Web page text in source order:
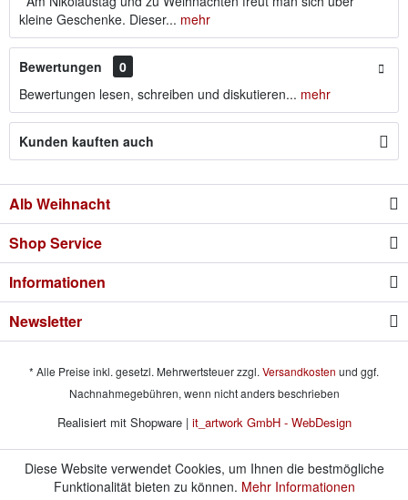
kleine Geschenke. Dieser... mehr
Bewertungen
0
Bewertungen lesen, schreiben und diskutieren... mehr
Kunden kauften auch
Alb Weihnacht
Shop Service
Informationen
Newsletter
* Alle Preise inkl. gesetzl. Mehrwertsteuer zzgl. Versandkosten und ggf.
Nachnahmegebühren, wenn nicht anders beschrieben
Realisiert mit Shopware | it_artwork GmbH - WebDesign
Diese Website verwendet Cookies, um Ihnen die bestmögliche
Funktionalität bieten zu können. Mehr Informationen